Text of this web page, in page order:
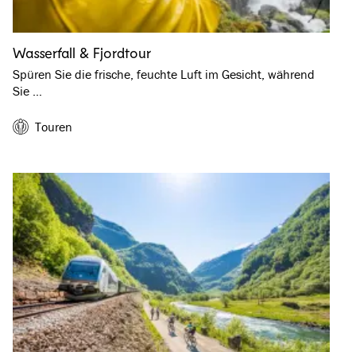
Wasserfall & Fjordtour
Spüren Sie die frische, feuchte Luft im Gesicht, während
Sie …
Touren